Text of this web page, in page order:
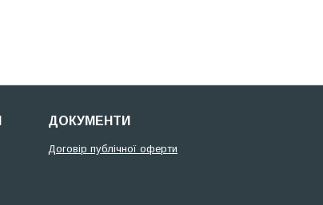
ДОКУМЕНТИ
Договір публічної оферти